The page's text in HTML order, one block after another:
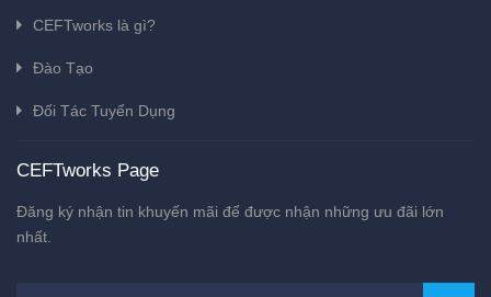
CEFTworks là gì?
Đào Tạo
Đối Tác Tuyển Dụng
CEFTworks Page
Đăng ký nhận tin khuyến mãi để được nhận những ưu đãi lớn
nhất.